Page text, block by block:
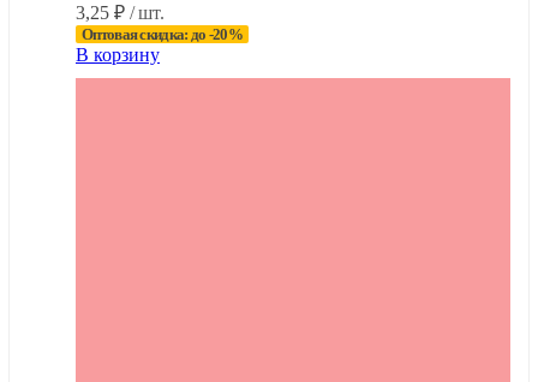
3,25 ₽ / шт.
Оптовая скидка: до -20%
В корзину